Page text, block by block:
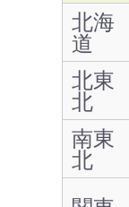
北海
道
北東
北
南東
北